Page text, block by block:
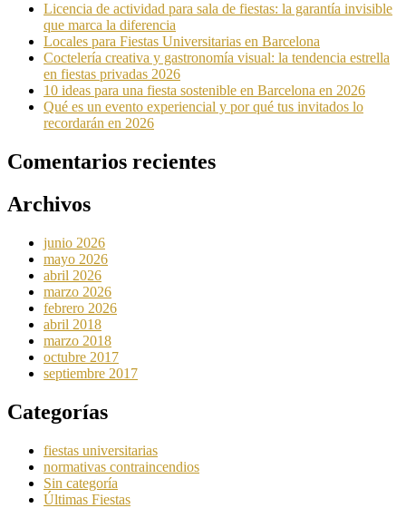
Licencia de actividad para sala de fiestas: la garantía invisible
que marca la diferencia
Locales para Fiestas Universitarias en Barcelona
Coctelería creativa y gastronomía visual: la tendencia estrella
en fiestas privadas 2026
10 ideas para una fiesta sostenible en Barcelona en 2026
Qué es un evento experiencial y por qué tus invitados lo
recordarán en 2026
Comentarios recientes
Archivos
junio 2026
mayo 2026
abril 2026
marzo 2026
febrero 2026
abril 2018
marzo 2018
octubre 2017
septiembre 2017
Categorías
fiestas universitarias
normativas contraincendios
Sin categoría
Últimas Fiestas